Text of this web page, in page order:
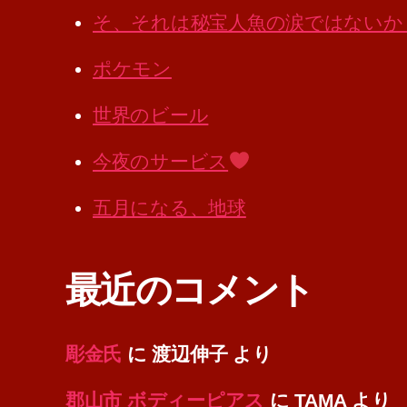
そ、それは秘宝人魚の涙ではないか
ポケモン
世界のビール
今夜のサービス
五月になる、地球
最近のコメント
彫金氏 に渡辺伸子より
郡山市 ボディーピアス にTAMA より